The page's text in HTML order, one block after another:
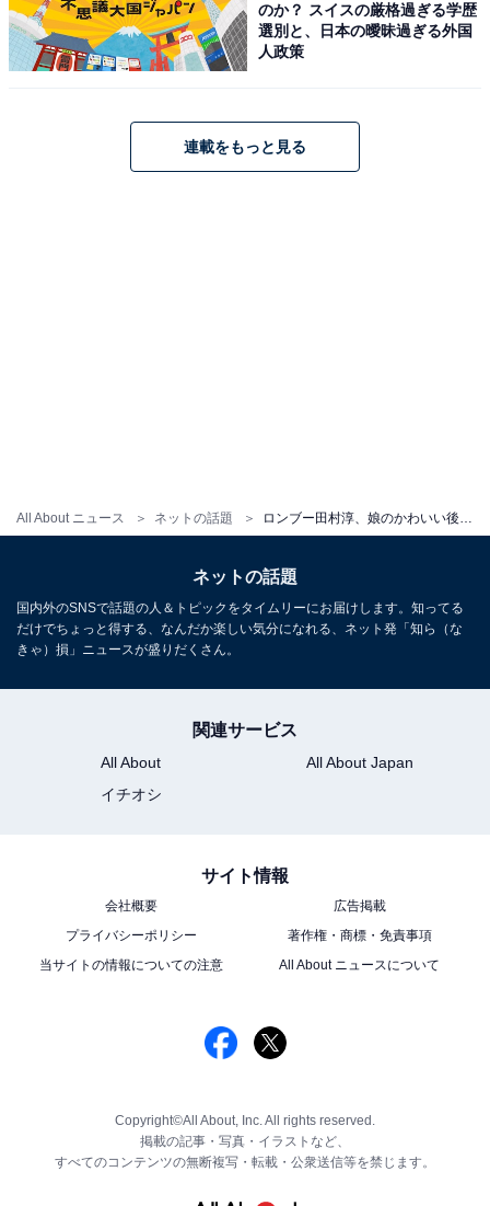
All About ニュース ネットの話題
のか？ スイスの厳格過ぎる学歴
選別と、日本の曖昧過ぎる外国
人政策
連載をもっと見る
ネットの話題
国内外のSNSで話題の人＆トピックをタイムリーにお届けします。知ってる
だけでちょっと得する、なんだか楽しい気分になれる、ネット発「知ら（な
きゃ）損」ニュースが盛りだくさん。
関連サービス
All About
All About Japan
イチオシ
サイト情報
会社概要
広告掲載
プライバシーポリシー
著作権・商標・免責事項
当サイトの情報についての注意
All About ニュースについて
Copyright©All About, Inc. All rights reserved.
掲載の記事・写真・イラストなど、
すべてのコンテンツの無断複写・転載・公衆送信等を禁じます。